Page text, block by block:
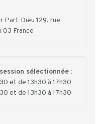
03 France
sélectionnée :
et de 13h30 à 17h30
et de 13h30 à 17h30